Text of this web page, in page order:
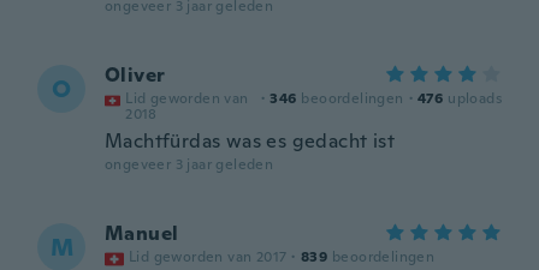
ongeveer 3 jaar geleden
O Oliver
Lid geworden van
2018
· 346 beoordelingen · 476 uploads
Machtfürdas was es gedacht ist
ongeveer 3 jaar geleden
M Manuel
Lid geworden van 2017 · 839 beoordelingen